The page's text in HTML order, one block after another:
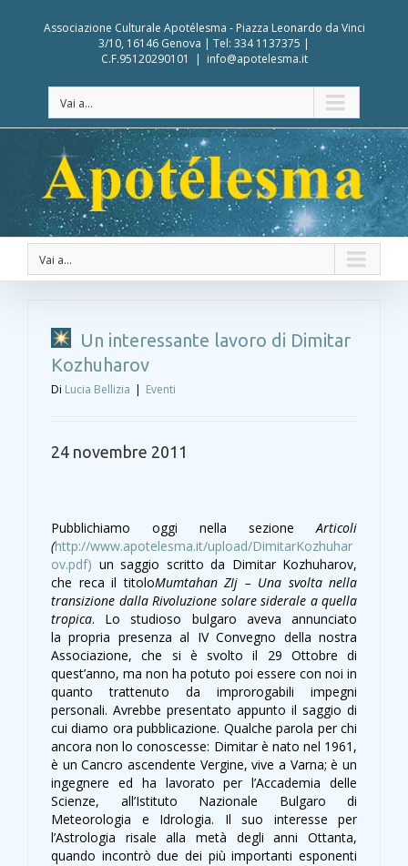
Associazione Culturale Apotélesma - Piazza Leonardo da Vinci
3/10, 16146 Genova | Tel: 334 1137375 |
C.F.95120290101
| info@apotelesma.it
Vai a...
Vai a...
Un interessante lavoro di Dimitar
Kozhuharov
Di Lucia Bellizia | Eventi
24 novembre 2011
Pubblichiamo oggi nella sezioneArticoli
(http://www.apotelesma.it/upload/DimitarKozhuhar
ov.pdf) un saggio scritto da Dimitar Kozhuharov,
che reca il titoloMumtahan ZIj – Una svolta nella
transizione dalla Rivoluzione solare siderale a quella
tropica. Lo studioso bulgaro aveva annunciato
la propria presenza al IV Convegno della nostra
Associazione, che si è svolto il 29 Ottobre di
quest’anno, ma non ha potuto poi essere con noi in
quanto trattenuto da improrogabili impegni
personali. Avrebbe presentato appunto il saggio di
cui diamo ora pubblicazione. Qualche parola per chi
ancora non lo conoscesse: Dimitar è nato nel 1961,
è un Cancro ascendente Vergine, vive a Varna; è un
ingegnere ed ha lavorato per l’Accademia delle
Scienze, all’Istituto Nazionale Bulgaro di
Meteorologia e Idrologia. Il suo interesse per
l’Astrologia risale alla metà degli anni Ottanta,
quando incontrò due dei più importanti esponenti